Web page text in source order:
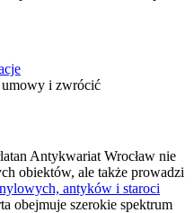
i zwrócić
Antykwariat Wrocław nie
obiektów, ale także prowadzi
antyków i staroci
obejmuje szerokie spektrum